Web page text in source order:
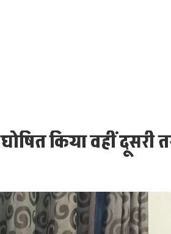
किया वहीं दूसरी